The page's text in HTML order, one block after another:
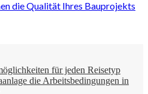
die Qualität Ihres Bauprojekts
für jeden Reisetyp
die Arbeitsbedingungen in